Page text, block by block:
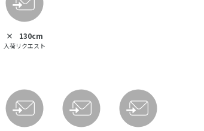
× 130cm
入荷リクエスト